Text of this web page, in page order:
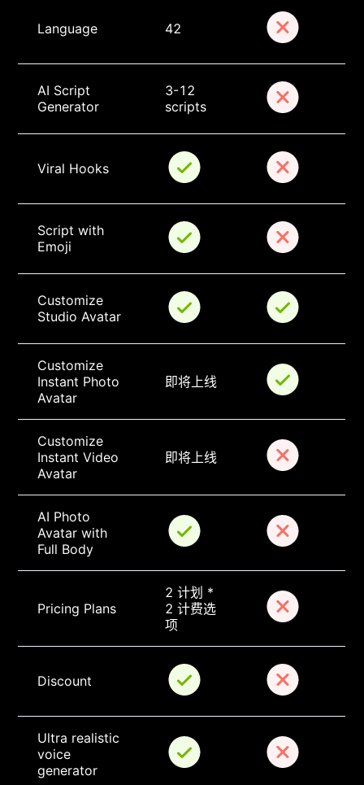
Language 42
AI Script
Generator
3-12
scripts
Viral Hooks
Script with
Emoji
Customize
Studio Avatar
Customize
Instant Photo
Avatar
即将上线
Customize
Instant Video
Avatar
即将上线
AI Photo
Avatar with
Full Body
Pricing Plans
2 计划 *
2 计费选
项
Discount
Ultra realistic
voice
generator